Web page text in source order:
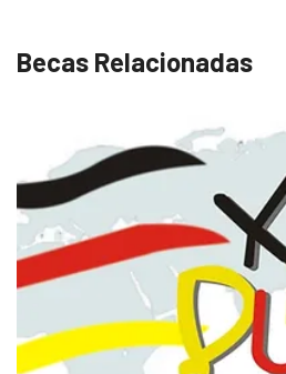
Becas Relacionadas
MAESTRÍAS ON-LINE